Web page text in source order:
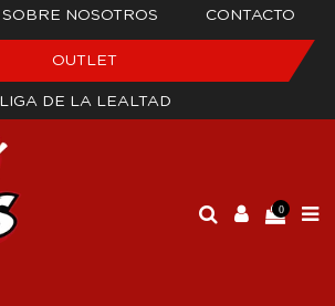
SOBRE NOSOTROS CONTACTO
OUTLET
LIGA DE LA LEALTAD
0